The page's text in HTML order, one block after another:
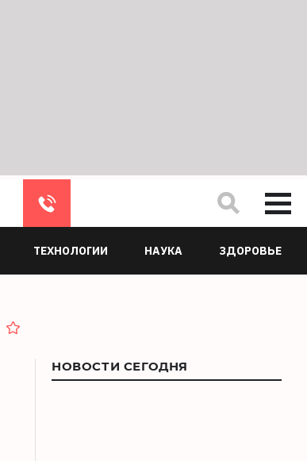
ТЕХНОЛОГИИ НАУКА ЗДОРОВЬЕ
НОВОСТИ СЕГОДНЯ